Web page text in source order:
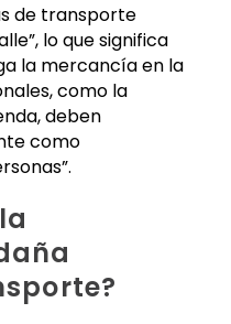
de transporte
lo que significa
la mercancía en la
como la
deben
como